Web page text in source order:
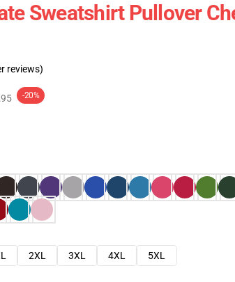
Sweatshirt Pullover
reviews)
-20%
2XL 3XL 4XL
5XL